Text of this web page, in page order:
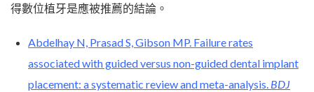
得數位植牙是應被推薦的結論。
Abdelhay N, Prasad S, Gibson MP. Failure rates
associated with guided versus non-guided dental implant
placement: a systematic review and meta-analysis. BDJ